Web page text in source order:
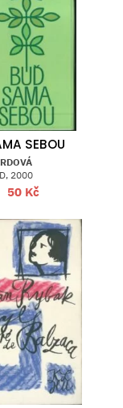
SEBOU
2000
50 Kč